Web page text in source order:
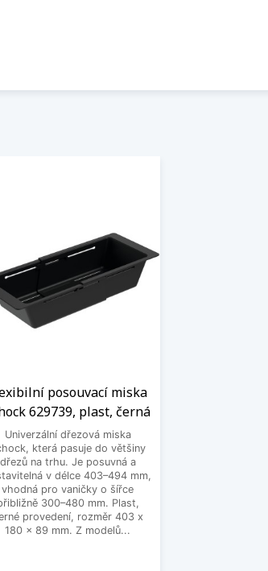
posouvací miska
629739, plast, černá
Univerzální dřezová miska
která pasuje do většiny
dřezů na trhu. Je posuvná a
v délce 403–494 mm,
vhodná pro vaničky o šířce
300–480 mm. Plast,
provedení, rozměr 403 x
180 x 89 mm. Z modelů...